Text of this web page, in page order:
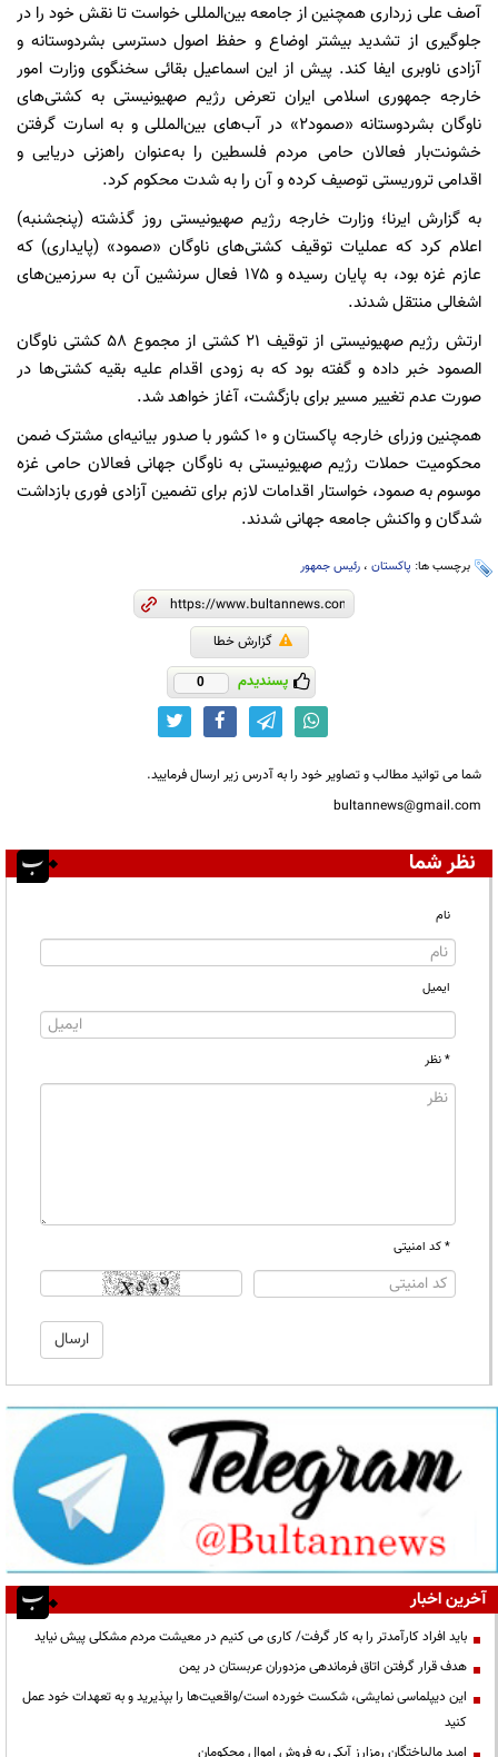
آصف علی زرداری همچنین از جامعه بین‌المللی خواست تا نقش خود را در
جلوگیری از تشدید بیشتر اوضاع و حفظ اصول دسترسی بشردوستانه و
آزادی ناوبری ایفا کند. پیش از این اسماعیل بقائی سخنگوی وزارت امور
خارجه جمهوری اسلامی ایران تعرض رژیم صهیونیستی به کشتی‌های
ناوگان بشردوستانه «صمود۲» در آب‌های بین‌المللی و به اسارت گرفتن
خشونت‌بار فعالان حامی مردم فلسطین را به‌عنوان راهزنی دریایی و
اقدامی تروریستی توصیف کرده و آن را به شدت محکوم کرد.
به گزارش ایرنا؛ وزارت خارجه رژیم صهیونیستی روز گذشته (پنجشنبه)
اعلام کرد که عملیات توقیف کشتی‌های ناوگان «صمود» (پایداری) که
عازم غزه بود، به پایان رسیده و ۱۷۵ فعال سرنشین آن به سرزمین‌های
اشغالی منتقل شدند.
ارتش رژیم صهیونیستی از توقیف ۲۱ کشتی از مجموع ۵۸ کشتی ناوگان
الصمود خبر داده و گفته بود که به زودی اقدام علیه بقیه کشتی‌ها در
صورت عدم تغییر مسیر برای بازگشت، آغاز خواهد شد.
همچنین وزرای خارجه پاکستان و ۱۰ کشور با صدور بیانیه‌ای مشترک ضمن
محکومیت حملات رژیم صهیونیستی به ناوگان جهانی فعالان حامی غزه
موسوم به صمود، خواستار اقدامات لازم برای تضمین آزادی فوری بازداشت
شدگان و واکنش جامعه جهانی شدند.
برچسب ها: پاکستان ، رئیس جمهور
گزارش خطا
پسندیدم 0
شما می توانید مطالب و تصاویر خود را به آدرس زیر ارسال فرمایید.
bultannews@gmail.com
نظر شما
نام
ایمیل
* نظر
* کد امنیتی
آخرین اخبار
باید افراد کارآمدتر را به کار گرفت/ کاری می کنیم در معیشت مردم مشکلی پیش نیاید
هدف قرار گرفتن اتاق‌ فرماندهی مزدوران عربستان در یمن
این دیپلماسی نمایشی، شکست خورده است/واقعیت‌ها را بپذیرید و به تعهدات خود عمل
کنید
امید مالباختگان رمزارز آبکی به فروش اموال محکومان